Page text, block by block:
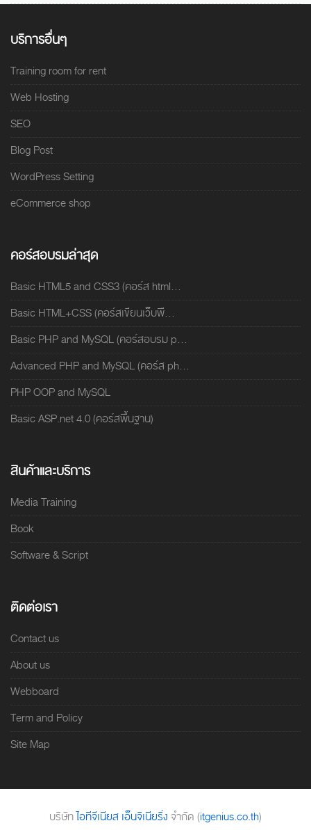
บริการอื่นๆ
Training room for rent
Web Hosting
SEO
Blog Post
WordPress Setting
eCommerce shop
คอร์สอบรมล่าสุด
Basic HTML5 and CSS3 (คอร์ส html...
Basic HTML+CSS (คอร์สเขียนเว็บพื...
Basic PHP and MySQL (คอร์สอบรม p...
Advanced PHP and MySQL (คอร์ส ph...
PHP OOP and MySQL
Basic ASP.net 4.0 (คอร์สพื้นฐาน)
สินค้าและบริการ
Media Training
Book
Software & Script
ติดต่อเรา
Contact us
About us
Webboard
Term and Policy
Site Map
บริษัทไอทีจีเนียส เอ็นจิเนียริ่ง จำกัด (itgenius.co.th)